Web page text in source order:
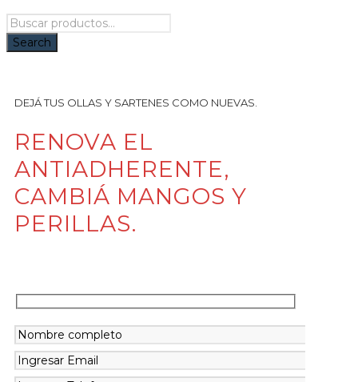
DEJÁ TUS OLLAS Y SARTENES COMO NUEVAS.
RENOVA EL
ANTIADHERENTE,
CAMBIÁ MANGOS Y
PERILLAS.